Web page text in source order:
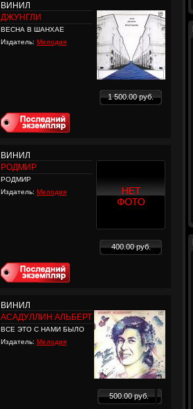
ВИНИЛ
ДЖУНГЛИ
ВЕСНА В ШАНХАЕ
Издатель: Мелодия
1 500.00 руб.
ВИНИЛ
РОДМИР
РОДМИР
Издатель: Мелодия
400.00 руб.
ВИНИЛ
АСАДУЛЛИН АЛЬБЕРТ
ВСЕ ЭТО С НАМИ БЫЛО
Издатель: Мелодия
500.00 руб.